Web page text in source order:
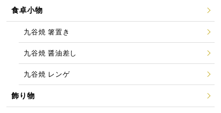
食卓小物
九谷焼 箸置き
九谷焼 醤油差し
九谷焼 レンゲ
飾り物